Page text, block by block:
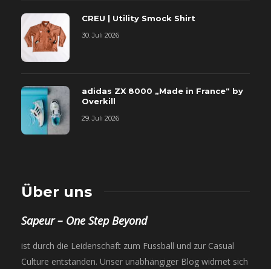
CREU | Utility Smock Shirt
30. Juli 2026
adidas ZX 8000 „Made in France“ by
Overkill
29. Juli 2026
Über uns
Sapeur – One Step Beyond
ist durch die Leidenschaft zum Fussball und zur Casual
Culture entstanden. Unser unabhängiger Blog widmet sich